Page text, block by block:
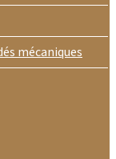
mécaniques